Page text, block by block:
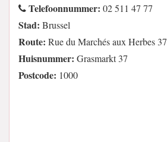
Telefoonnummer: 02 511 47 77
Stad: Brussel
Route: Rue du Marchés aux Herbes 37
Huisnummer: Grasmarkt 37
Postcode: 1000